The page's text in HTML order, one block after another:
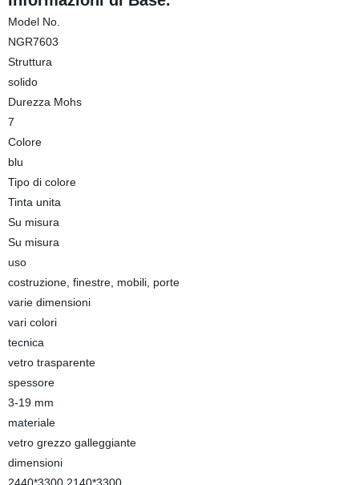
Model No.
NGR7603
Struttura
solido
Durezza Mohs
7
Colore
blu
Tipo di colore
Tinta unita
Su misura
Su misura
uso
costruzione, finestre, mobili, porte
varie dimensioni
vari colori
tecnica
vetro trasparente
spessore
3-19 mm
materiale
vetro grezzo galleggiante
dimensioni